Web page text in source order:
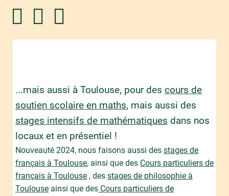
...mais aussi à Toulouse, pour des cours de
soutien scolaire en maths, mais aussi des
stages intensifs de mathématiques dans nos
locaux et en présentiel !
Nouveauté 2024, nous faisons aussi des stages de
français à Toulouse, ainsi que des Cours particuliers de
français à Toulouse, des stages de philosophie à
Toulouseainsi que desCours particuliers de